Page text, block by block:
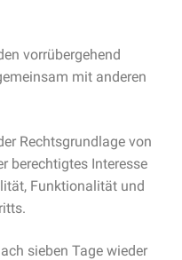
vorrübergehend
mit anderen
Rechtsgrundlage von
berechtigtes Interesse
Funktionalität und
sieben Tage wieder